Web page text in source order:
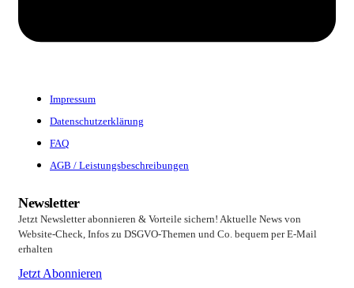
Impressum
Datenschutzerklärung
FAQ
AGB / Leistungsbeschreibungen
Newsletter
Jetzt Newsletter abonnieren & Vorteile sichern! Aktuelle News von
Website-Check, Infos zu DSGVO-Themen und Co. bequem per E-Mail
erhalten
Jetzt Abonnieren